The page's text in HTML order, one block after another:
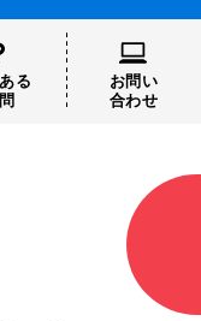
る
お問い
合わせ